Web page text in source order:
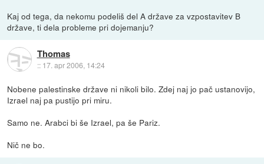
Kaj od tega, da nekomu podeliš del A države za vzpostavitev B
države, ti dela probleme pri dojemanju?
Thomas
:: 17. apr 2006, 14:24
Nobene palestinske države ni nikoli bilo. Zdej naj jo pač ustanovijo,
Izrael naj pa pustijo pri miru.
Samo ne. Arabci bi še Izrael, pa še Pariz.
Nič ne bo.